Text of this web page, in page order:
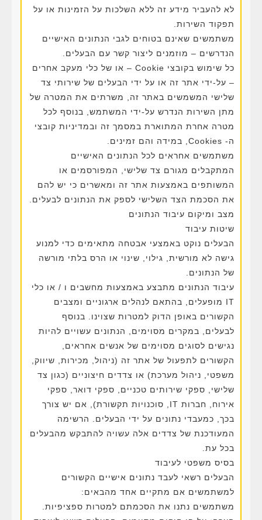
לא להעביר מידע זה ללא השלכות על הזמינות או על
תפקוד השירות.
משתמשים שאינם בטוחים לגבי הנתונים האישיים
הנדרשים – מוזמנים ליצור קשר עם הבעלים.
כל שימוש בקובצי Cookie – או של כלי מעקב אחרים
– על-ידי אתר זה או על ידי הבעלים של שירותי צד
שלישי המשמשים באתר זה, משרתים את המטרה של
מתן השירות הנדרש על-ידי המשתמש, בנוסף לכל
מטרה אחרת המתוארת במסמך זה ובמדיניות קובצי
ה- Cookies, במידה והם זמינים.
משתמשים אחראים לכל הנתונים האישיים
המתקבלים מגורם צד שלישי, המפורסמים או
המשותפים באמצעות אתר זה ומאשרים כי יש להם
את הסכמת הצד השלישי לספק את הנתונים לבעלים.
מצב ומיקום עיבוד הנתונים
שיטות עיבוד
הבעלים נוקט באמצעי אבטחה מתאימים כדי למנוע
גישה לא מורשית, גילוי, שינוי או הרס בלתי מורשה
של הנתונים.
עיבוד הנתונים מתבצע באמצעות מחשבים ו / או כלי
IT מופעלים, בהתאם לנהלים ארגוניים ומצבים
הקשורים באופן הדוק למטרות שצוינו. בנוסף
לבעלים, במקרים מסוימים, הנתונים עשויים להיות
נגישים לסוגים מסוימים של אנשים אחראים,
הקשורים לתפעול של אתר זה (ניהול, מכירות, שיווק,
משפטי, ניהול מערכת) או צדדים חיצוניים (כגון צד
שלישי, ספקי שירותים טכניים, ספקי דואר, ספקי
אירוח, חברות IT, סוכנויות תקשורת), אם יש צורך
בכך, כמעבדי נתונים על ידי הבעלים. הרשימה
המעודכנת של צדדים אלה עשויה להתבקש מהבעלים
בכל עת.
בסיס משפטי לעיבוד
הבעלים רשאי לעבד נתונים אישיים הקשורים
למשתמשים אם מתקיים אחד מהבאים:
משתמשים נתנו את הסכמתם למטרות ספציפיות.